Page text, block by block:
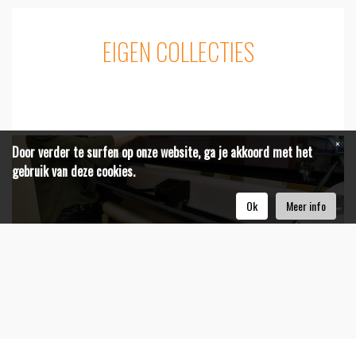
EIGEN COLLECTIES
Door verder te surfen op onze website, ga je akkoord met het
gebruik van deze cookies.
Meer info
Ok
×